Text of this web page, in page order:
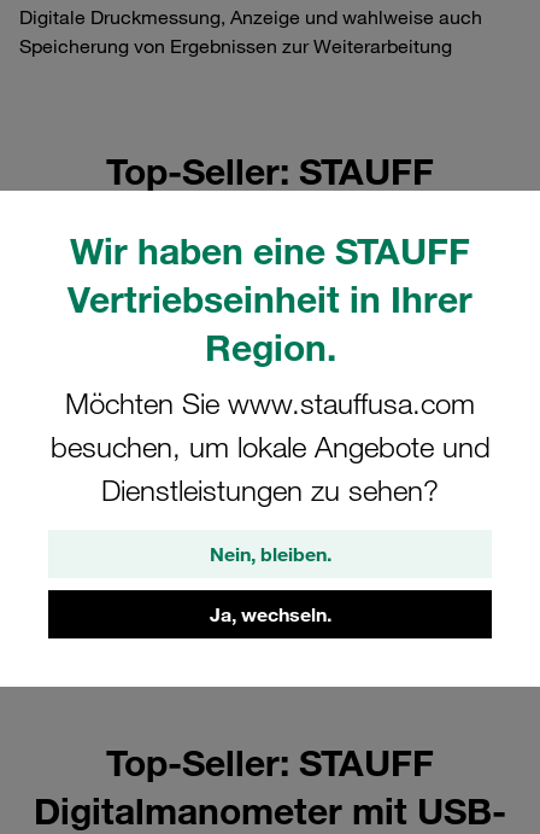
Wir haben eine STAUFF
Vertriebseinheit in Ihrer
Region.
Möchten Sie www.stauffusa.com
besuchen, um lokale Angebote und
Dienstleistungen zu sehen?
Nein, bleiben.
Ja, wechseln.
Digitale Druckmessung, Anzeige und wahlweise auch
Speicherung von Ergebnissen zur Weiterarbeitung
Top-Seller: STAUFF
Versand ab 7,99 €/ zuzüglich Steuern
Top-Seller: STAUFF
Digitalmanometer mit USB-